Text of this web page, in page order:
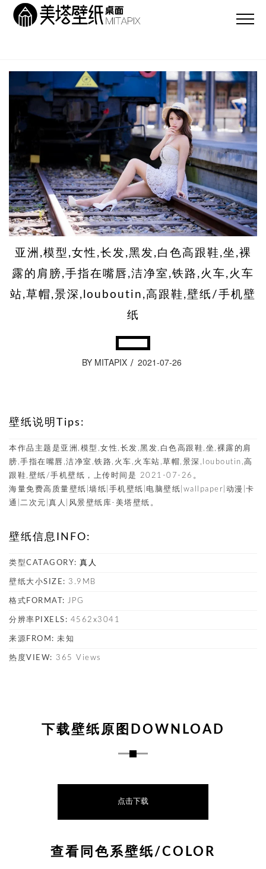
亚洲,模型,女性,长发,黑发,白色高跟鞋,坐,裸
露的肩膀,手指在嘴唇,洁净室,铁路,火车,火车
站,草帽,景深,louboutin,高跟鞋,壁纸/手机壁
纸
BY MITAPIX 2021-07-26
壁纸说明Tips:
本作品主题是亚洲,模型,女性,长发,黑发,白色高跟鞋,坐,裸露的肩
膀,手指在嘴唇,洁净室,铁路,火车,火车站,草帽,景深,louboutin,高
跟鞋,壁纸/手机壁纸，上传时间是 2021-07-26。
海量免费高质量壁纸|墙纸|手机壁纸|电脑壁纸|wallpaper|动漫|卡
通|二次元|真人|风景壁纸库-美塔壁纸。
壁纸信息INFO:
类型CATAGORY: 真人
壁纸大小SIZE: 3.9MB
格式FORMAT: JPG
分辨率PIXELS: 4562x3041
来源FROM: 未知
热度VIEW: 365 Views
下载壁纸原图DOWNLOAD
点击下载
查看同色系壁纸/COLOR